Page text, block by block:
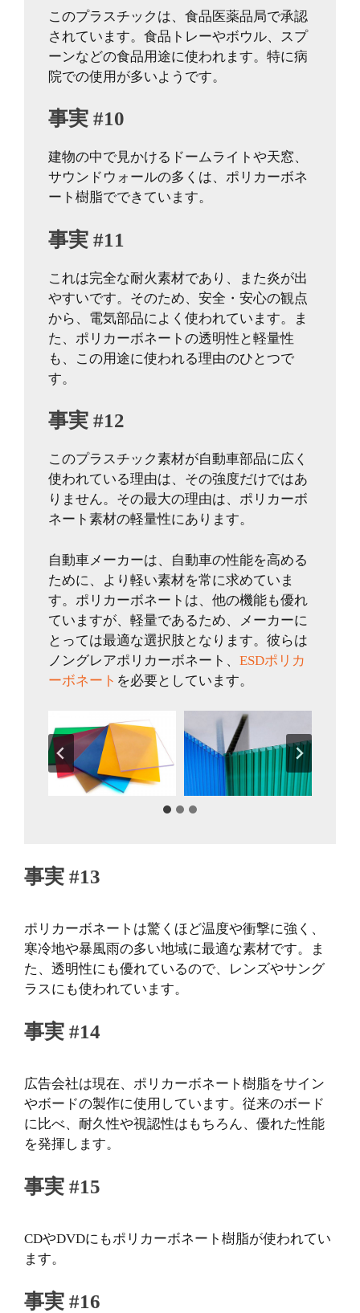
このプラスチックは、食品医薬品局で承認
されています。食品トレーやボウル、スプ
ーンなどの食品用途に使われます。特に病
院での使用が多いようです。
事実 #10
建物の中で見かけるドームライトや天窓、
サウンドウォールの多くは、ポリカーボネ
ート樹脂でできています。
事実 #11
これは完全な耐火素材であり、また炎が出
やすいです。そのため、安全・安心の観点
から、電気部品によく使われています。ま
た、ポリカーボネートの透明性と軽量性
も、この用途に使われる理由のひとつで
す。
事実 #12
このプラスチック素材が自動車部品に広く
使われている理由は、その強度だけではあ
りません。その最大の理由は、ポリカーボ
ネート素材の軽量性にあります。
自動車メーカーは、自動車の性能を高める
ために、より軽い素材を常に求めていま
す。ポリカーボネートは、他の機能も優れ
ていますが、軽量であるため、メーカーに
とっては最適な選択肢となります。彼らは
ノングレアポリカーボネート、 ESDポリカ
ーボネート を必要としています。
事実 #13
ポリカーボネートは驚くほど温度や衝撃に強く、
寒冷地や暴風雨の多い地域に最適な素材です。ま
た、透明性にも優れているので、レンズやサング
ラスにも使われています。
事実 #14
広告会社は現在、ポリカーボネート樹脂をサイン
やボードの製作に使用しています。従来のボード
に比べ、耐久性や視認性はもちろん、優れた性能
を発揮します。
事実 #15
CDやDVDにもポリカーボネート樹脂が使われてい
ます。
事実 #16